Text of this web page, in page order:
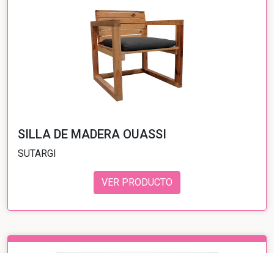
SILLA DE MADERA OUASSI
SUTARGI
VER PRODUCTO